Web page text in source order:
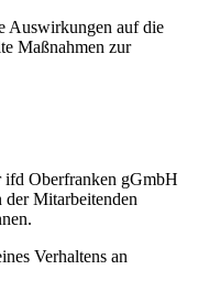
Auswirkungen auf die
Maßnahmen zur
ifd Oberfranken gGmbH
Mitarbeitenden
Verhaltens an